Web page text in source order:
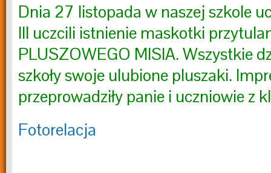
Dnia 27 listopada w naszej szkole
III uczcili istnienie maskotki
PLUSZOWEGO MISIA. Wszystkie
szkoły swoje ulubione pluszaki.
przeprowadziły panie i uczniowie z
Fotorelacja